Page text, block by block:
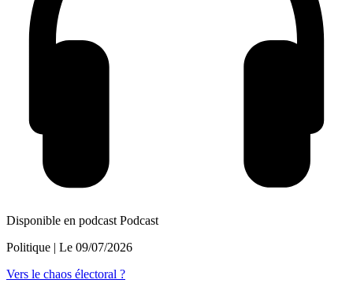
Disponible en podcast Podcast
Politique | Le 09/07/2026
Vers le chaos électoral ?